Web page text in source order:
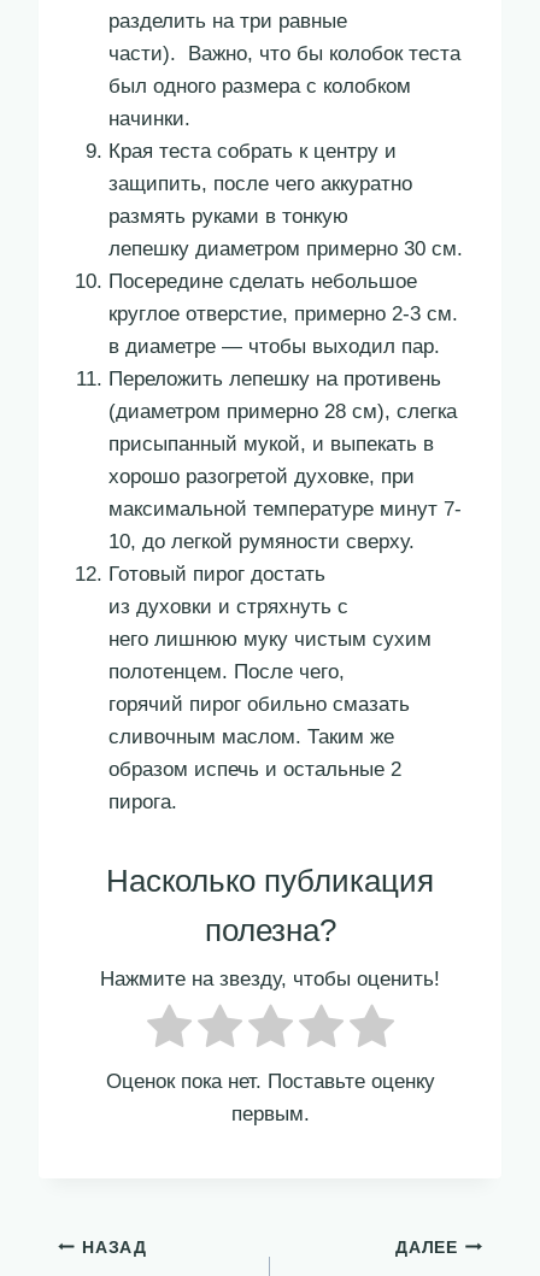
разделить на три равные
части). Важно, что бы колобок теста
был одного размера с колобком
начинки.
Края теста собрать к центру и
защипить, после чего аккуратно
размять руками в тонкую
лепешку диаметром примерно 30 см.
Посередине сделать небольшое
круглое отверстие, примерно 2-3 см.
в диаметре — чтобы выходил пар.
Переложить лепешку на противень
(диаметром примерно 28 см), слегка
присыпанный мукой, и выпекать в
хорошо разогретой духовке, при
максимальной температуре минут 7-
10, до легкой румяности сверху.
Готовый пирог достать
из духовки и стряхнуть с
него лишнюю муку чистым сухим
полотенцем. После чего,
горячий пирог обильно смазать
сливочным маслом. Таким же
образом испечь и остальные 2
пирога.
Насколько публикация
полезна?
Нажмите на звезду, чтобы оценить!
Оценок пока нет. Поставьте оценку
первым.
Навигация
НАЗАД ДАЛЕЕ